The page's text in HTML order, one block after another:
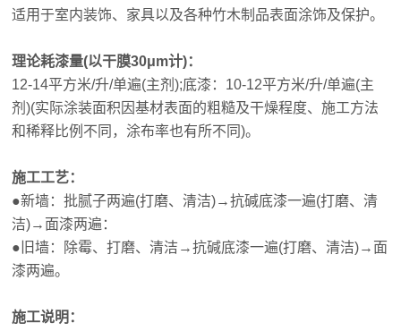
适用于室内装饰、家具以及各种竹木制品表面涂饰及保护。
理论耗漆量(以干膜30μm计)：
12-14平方米/升/单遍(主剂);底漆：10-12平方米/升/单遍(主
剂)(实际涂装面积因基材表面的粗糙及干燥程度、施工方法
和稀释比例不同，涂布率也有所不同)。
施工工艺：
●新墙：批腻子两遍(打磨、清洁)→抗碱底漆一遍(打磨、清
洁)→面漆两遍：
●旧墙：除霉、打磨、清洁→抗碱底漆一遍(打磨、清洁)→面
漆两遍。
施工说明：